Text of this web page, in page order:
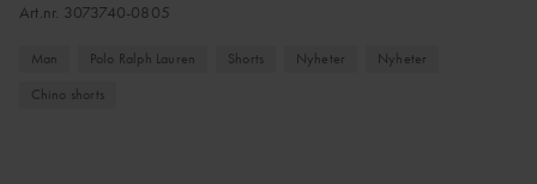
Art.nr. 3073740-0805
Man Polo Ralph Lauren Shorts Nyheter
Nyheter
Chino shorts